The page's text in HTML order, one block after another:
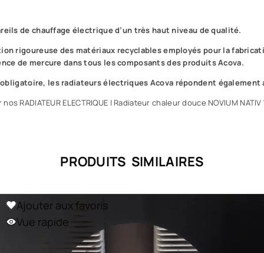
de chauffage électrique d’un très haut niveau de qualité.
rigoureuse des matériaux recyclables employés pour la
de mercure dans tous les composants des produits Acova.
les radiateurs électriques Acova répondent
nos RADIATEUR ELECTRIQUE | Radiateur chaleur douce NOVIUM
PRODUITS SIMILAIRES
Ajouter aux favoris
Vue rapide